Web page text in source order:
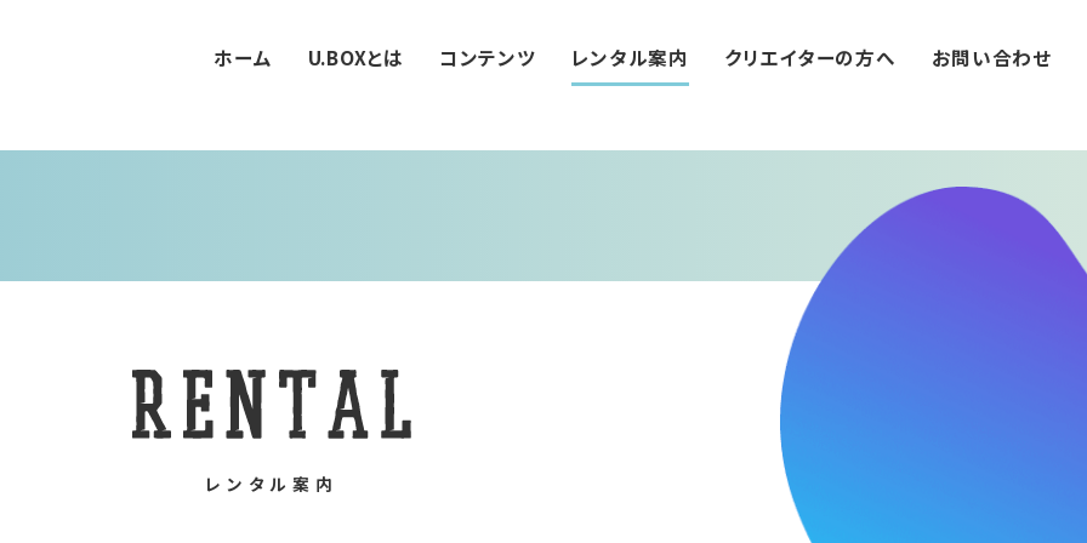
ホーム U.BOXとは コンテンツ レンタル案内 クリエイターの方へ お問い合わせ
レンタル案内